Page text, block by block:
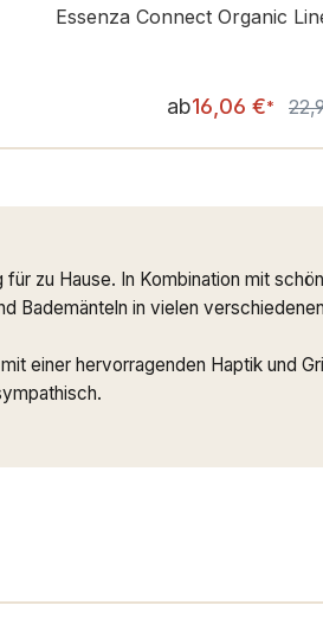
Essenza Connect Organic
ab16,06 €*
zu Hause. In Kombination mit
Bademänteln in vielen
einer hervorragenden Haptik und